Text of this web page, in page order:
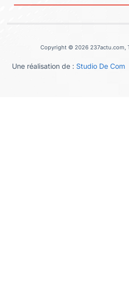
Copyright © 2026 237actu.com,
Une réalisation de : Studio De Com